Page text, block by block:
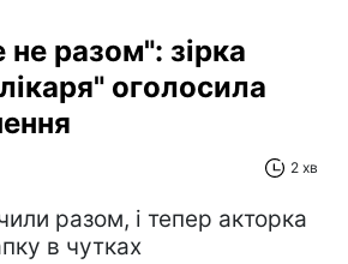
разом": зірка
оголосила
2 хв
разом, і тепер акторка
в чутках